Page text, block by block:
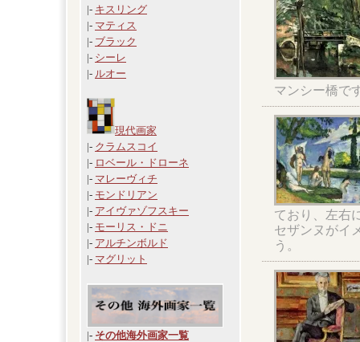
|- キスリング
|- マティス
|- ブラック
|- シーレ
|- ルオー
現代画家
|- クラムスコイ
|- ロベール・ドローネ
|- マレーヴィチ
|- モンドリアン
|- アイヴァゾフスキー
|- モーリス・ドニ
|- アルチンボルド
|- マグリット
|- その他海外画家一覧
マンシー橋で
ており、左右
セザンヌがイ
う。